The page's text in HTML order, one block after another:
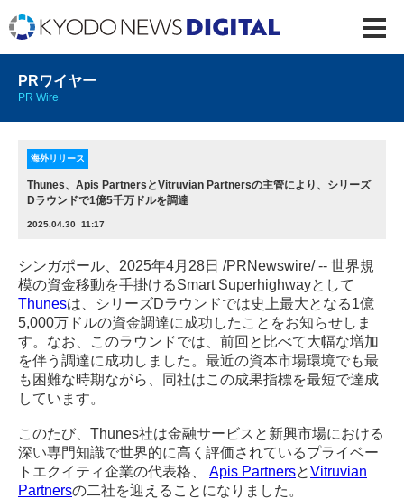
PRワイヤー
PR Wire
海外リリース
Thunes、Apis PartnersとVitruvian Partnersの主管により、シリーズ
Dラウンドで1億5千万ドルを調達
2025.04.30 11:17
シンガポール、2025年4月28日 /PRNewswire/ -- 世界規
模の資金移動を手掛けるSmart Superhighwayとして
Thunesは、シリーズDラウンドでは史上最大となる1億
5,000万ドルの資金調達に成功したことをお知らせしま
す。なお、このラウンドでは、前回と比べて大幅な増加
を伴う調達に成功しました。最近の資本市場環境でも最
も困難な時期ながら、同社はこの成果指標を最短で達成
しています。
このたび、Thunes社は金融サービスと新興市場における
深い専門知識で世界的に高く評価されているプライベー
トエクイティ企業の代表格、 Apis PartnersとVitruvian
Partnersの二社を迎えることになりました。